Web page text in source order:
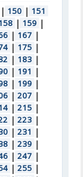
| 150 | 151
| 159 |
| 167 |
| 175 |
| 183 |
| 191 |
| 199 |
| 207 |
| 215 |
| 223 |
| 231 |
| 239 |
| 247 |
| 255 |